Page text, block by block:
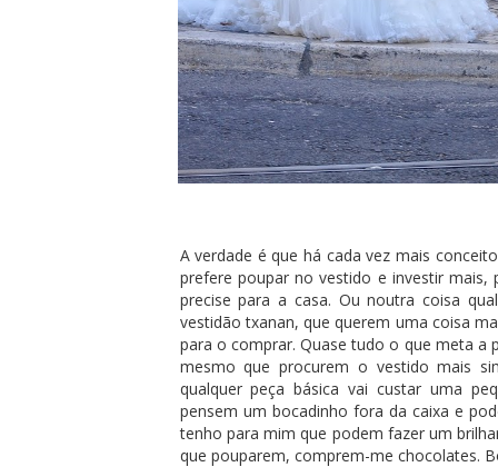
A verdade é que há cada vez mais
prefere poupar no vestido e investir
precise para a casa. Ou noutra coisa
vestidão txanan, que querem uma coisa
para o comprar. Quase tudo o que meta
mesmo que procurem o vestido mais
qualquer peça básica vai custar uma
pensem um bocadinho fora da caixa e
tenho para mim que podem fazer um
que pouparem, comprem-me chocolates.